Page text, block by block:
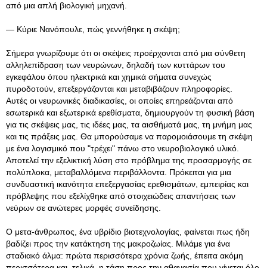
από μια απλή βιολογική μηχανή.
— Κύριε Νανόπουλε, πώς γεννήθηκε η σκέψη;
Σήμερα γνωρίζουμε ότι οι σκέψεις προέρχονται από μια σύνθετη
αλληλεπίδραση των νευρώνων, δηλαδή των κυττάρων του
εγκεφάλου όπου ηλεκτρικά και χημικά σήματα συνεχώς
πυροδοτούν, επεξεργάζονται και μεταβιβάζουν πληροφορίες
Αυτές οι νευρωνικές διαδικασίες, οι οποίες επηρεάζονται από
εσωτερικά και εξωτερικά ερεθίσματα, δημιουργούν τη φυσική βάση
για τις σκέψεις μας, τις ιδέες μας, τα αισθήματά μας, τη μνήμη μας
και τις πράξεις μας. Θα μπορούσαμε να παρομοιάσουμε τη σκέψη
με ένα λογισμικό που "τρέχει" πάνω στο νευροβιολογικό υλικό.
Αποτελεί την εξελικτική λύση στο πρόβλημα της προσαρμογής σε
πολύπλοκα, μεταβαλλόμενα περιβάλλοντα. Πρόκειται για μια
συνδυαστική ικανότητα επεξεργασίας ερεθισμάτων, εμπειρίας και
πρόβλεψης που εξελίχθηκε από στοιχειώδεις απαντήσεις των
νεύρων σε ανώτερες μορφές συνείδησης.
Ο μετα-άνθρωπος, ένα υβρίδιο βιοτεχνολογίας, φαίνεται πως ήδη
βαδίζει προς την κατάκτηση της μακροζωίας. Μιλάμε για ένα
σταδιακό άλμα: πρώτα περισσότερα χρόνια ζωής, έπειτα ακόμη